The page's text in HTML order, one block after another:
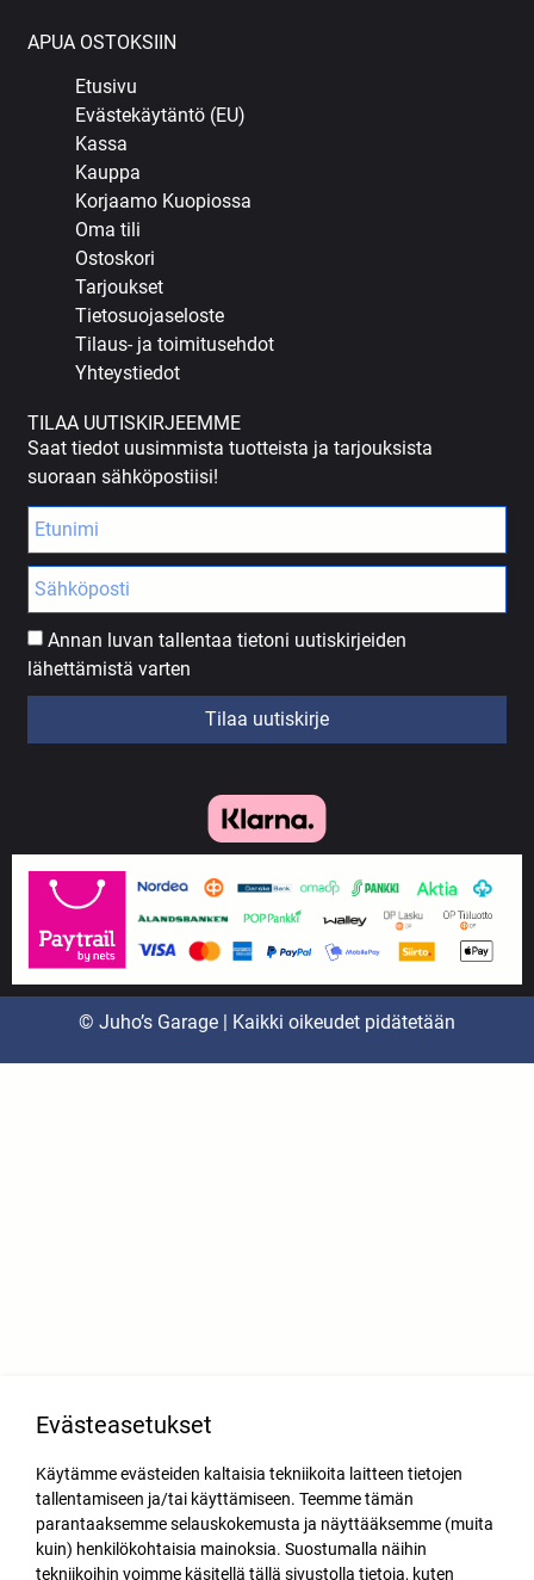
APUA OSTOKSIIN
Etusivu
Evästekäytäntö (EU)
Kassa
Kauppa
Korjaamo Kuopiossa
Oma tili
Ostoskori
Tarjoukset
Tietosuojaseloste
Tilaus- ja toimitusehdot
Yhteystiedot
TILAA UUTISKIRJEEMME
Saat tiedot uusimmista tuotteista ja tarjouksista
suoraan sähköpostiisi!
Annan luvan tallentaa tietoni uutiskirjeiden
lähettämistä varten
Tilaa uutiskirje
© Juho’s Garage | Kaikki oikeudet pidätetään
Evästeasetukset
Käytämme evästeiden kaltaisia tekniikoita laitteen tietojen
tallentamiseen ja/tai käyttämiseen. Teemme tämän
parantaaksemme selauskokemusta ja näyttääksemme (muita
kuin) henkilökohtaisia mainoksia. Suostumalla näihin
tekniikoihin voimme käsitellä tällä sivustolla tietoja, kuten